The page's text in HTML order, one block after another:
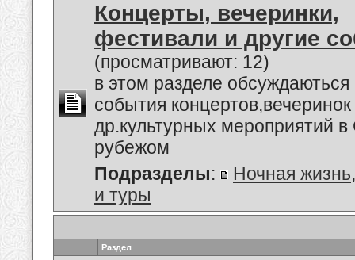
Концерты, вечеринки,
фестивали и другие
(просматривают: 12)
в этом разделе
события
др.культурных мероприятий
рубежом
Подразделы: Ночная жизнь
и туры
Раздел